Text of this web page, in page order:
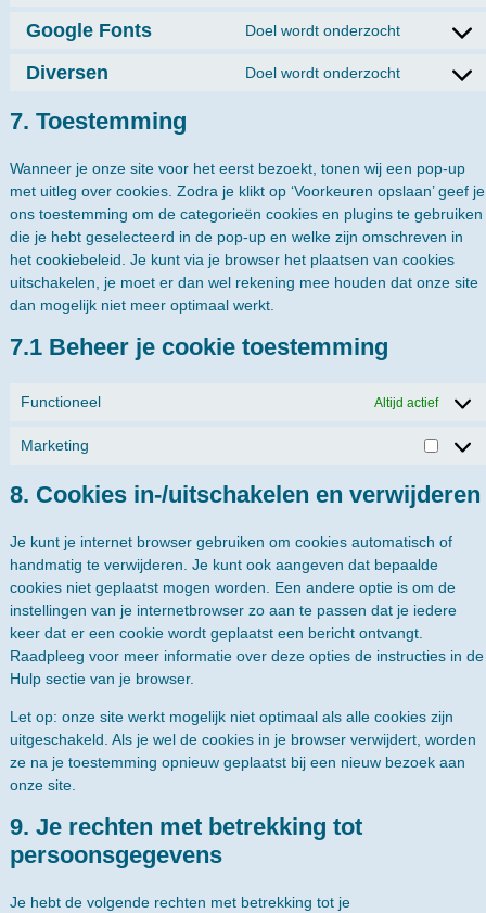
Google Fonts Doel wordt onderzocht
Diversen Doel wordt onderzocht
7. Toestemming
Wanneer je onze site voor het eerst bezoekt, tonen wij een pop-up
met uitleg over cookies. Zodra je klikt op ‘Voorkeuren opslaan’ geef je
ons toestemming om de categorieën cookies en plugins te gebruiken
die je hebt geselecteerd in de pop-up en welke zijn omschreven in
het cookiebeleid. Je kunt via je browser het plaatsen van cookies
uitschakelen, je moet er dan wel rekening mee houden dat onze site
dan mogelijk niet meer optimaal werkt.
7.1 Beheer je cookie toestemming
Functioneel Altijd actief
Marketing
8. Cookies in-/uitschakelen en verwijderen
Je kunt je internet browser gebruiken om cookies automatisch of
handmatig te verwijderen. Je kunt ook aangeven dat bepaalde
cookies niet geplaatst mogen worden. Een andere optie is om de
instellingen van je internetbrowser zo aan te passen dat je iedere
keer dat er een cookie wordt geplaatst een bericht ontvangt.
Raadpleeg voor meer informatie over deze opties de instructies in de
Hulp sectie van je browser.
Let op: onze site werkt mogelijk niet optimaal als alle cookies zijn
uitgeschakeld. Als je wel de cookies in je browser verwijdert, worden
ze na je toestemming opnieuw geplaatst bij een nieuw bezoek aan
onze site.
9. Je rechten met betrekking tot
persoonsgegevens
Je hebt de volgende rechten met betrekking tot je